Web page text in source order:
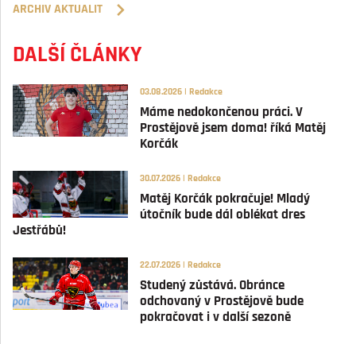
ARCHIV AKTUALIT
DALŠÍ ČLÁNKY
03.08.2026 | Redakce
Máme nedokončenou práci. V
Prostějově jsem doma! říká Matěj
Korčák
30.07.2026 | Redakce
Matěj Korčák pokračuje! Mladý
útočník bude dál oblékat dres
Jestřábů!
22.07.2026 | Redakce
Studený zůstává. Obránce
odchovaný v Prostějově bude
pokračovat i v další sezoně